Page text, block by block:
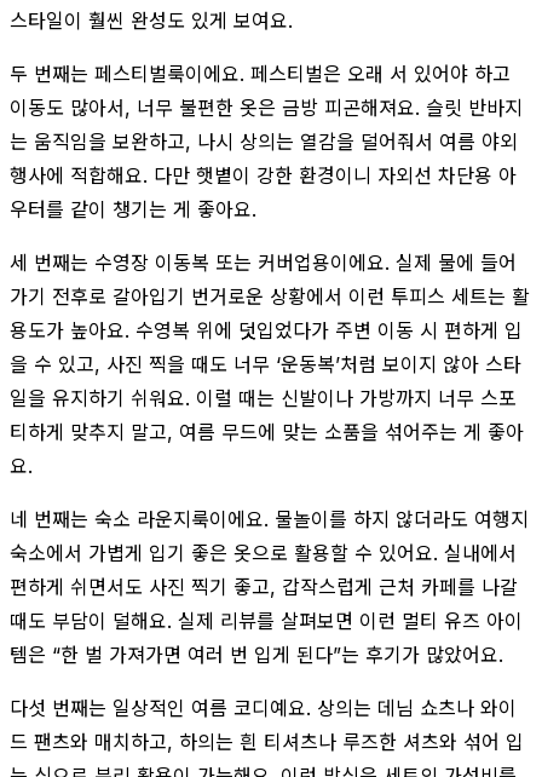
스타일이 훨씬 완성도 있게 보여요.
두 번째는 페스티벌룩이에요. 페스티벌은 오래 서 있어야 하고
이동도 많아서, 너무 불편한 옷은 금방 피곤해져요. 슬릿 반바지
는 움직임을 보완하고, 나시 상의는 열감을 덜어줘서 여름 야외
행사에 적합해요. 다만 햇볕이 강한 환경이니 자외선 차단용 아
우터를 같이 챙기는 게 좋아요.
세 번째는 수영장 이동복 또는 커버업용이에요. 실제 물에 들어
가기 전후로 갈아입기 번거로운 상황에서 이런 투피스 세트는 활
용도가 높아요. 수영복 위에 덧입었다가 주변 이동 시 편하게 입
을 수 있고, 사진 찍을 때도 너무 ‘운동복’처럼 보이지 않아 스타
일을 유지하기 쉬워요. 이럴 때는 신발이나 가방까지 너무 스포
티하게 맞추지 말고, 여름 무드에 맞는 소품을 섞어주는 게 좋아
요.
네 번째는 숙소 라운지룩이에요. 물놀이를 하지 않더라도 여행지
숙소에서 가볍게 입기 좋은 옷으로 활용할 수 있어요. 실내에서
편하게 쉬면서도 사진 찍기 좋고, 갑작스럽게 근처 카페를 나갈
때도 부담이 덜해요. 실제 리뷰를 살펴보면 이런 멀티 유즈 아이
템은 “한 벌 가져가면 여러 번 입게 된다”는 후기가 많았어요.
다섯 번째는 일상적인 여름 코디예요. 상의는 데님 쇼츠나 와이
드 팬츠와 매치하고, 하의는 흰 티셔츠나 루즈한 셔츠와 섞어 입